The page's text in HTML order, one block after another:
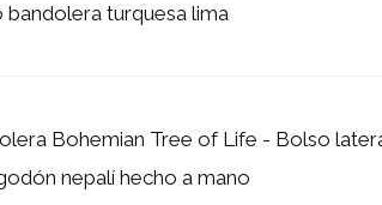
bandolera turquesa lima
Bohemian Tree of Life - Bolso
nepalí hecho a mano